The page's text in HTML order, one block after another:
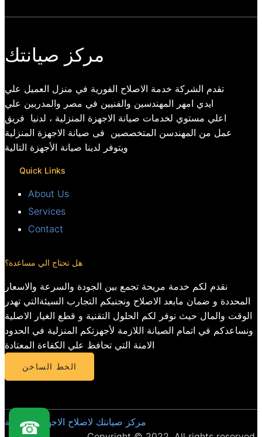
مركز صيانتك
تقدم الشركة خدمة الاصلاح الفورية في منزل العميل علي
ايدي امهر المهندسين والفنيين في مصر والمدربين علي
اعلي مستوي لخدمات صيانة الاجهزة المنزلية ، لدنيا فريق
عمل من المهندسن المتخصصين فى صيانة الاجهزة المنزلية
ويتوفر لدينا صيانة الأجهزة التالية
Quick Links
About Us
Services
Contact
هل تحتاج الي مساعدة؟
نقدم لكم خدمة مريحة تجمع بين الجودة والسرعة والاسعار
المحددة و ضمان مابعد الاصلاح ونجنبكم التجارب السيئةالتي تهدر
الوقت والمال حيث نوفر لكم الحلول التقنية و قطع الغيار الاصلية
ونساعدكم في اتمام الصيانة اللازمة لأجهزتكم المنزلية في الحدود
الامنة التي تحافظ علي الكفاءة المعتادة
الخط الساخن
مركز صيانتك لاصلاح الاجهزة المنزلية
☎